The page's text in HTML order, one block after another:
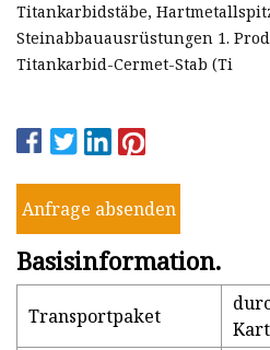
Titankarbidstäbe,
Steinabbauausrüstungen 1.
Titankarbid-Cermet-Stab (Ti
Anfrage absenden
Basisinformation.
Transportpaket